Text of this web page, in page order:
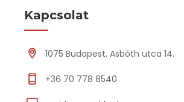
Kapcsolat
1075 Budapest, Asbóth utca 14.
+36 70 778 8540